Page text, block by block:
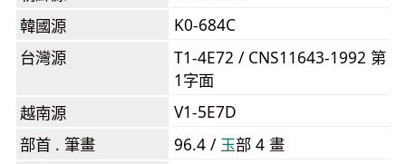
韓國源
K0-684C
台灣源
T1-4E72 / CNS11643-1992 第
1字面
越南源
V1-5E7D
部首 . 筆畫
96.4 / ⽟部 4 畫